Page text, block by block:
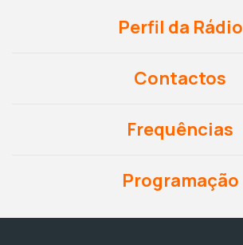
Perfil da Rádio
Contactos
Frequências
Programação